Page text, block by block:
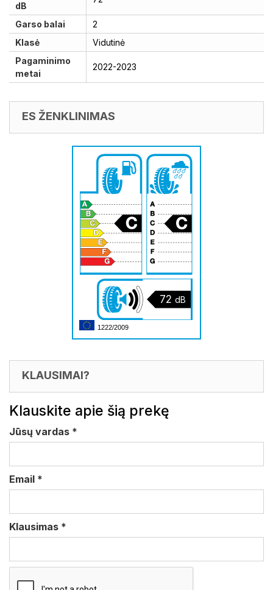
dB
Garso balai
2
Klasė
Vidutinė
Pagaminimo
metai
2022-2023
ES ŽENKLINIMAS
72 dB
1222/2009
KLAUSIMAI?
Klauskite apie šią prekę
Jūsų vardas *
Email *
Klausimas *